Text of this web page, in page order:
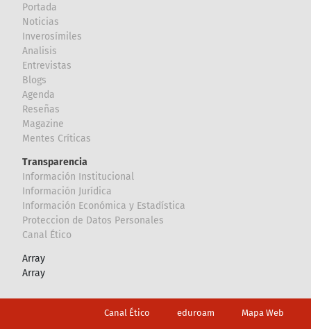
Portada
Noticias
Inverosímiles
Analisis
Entrevistas
Blogs
Agenda
Reseñas
Magazine
Mentes Críticas
Transparencia
Información Institucional
Información Jurídica
Información Económica y Estadística
Proteccion de Datos Personales
Canal Ético
Array
Array
Canal Ético eduroam Mapa Web